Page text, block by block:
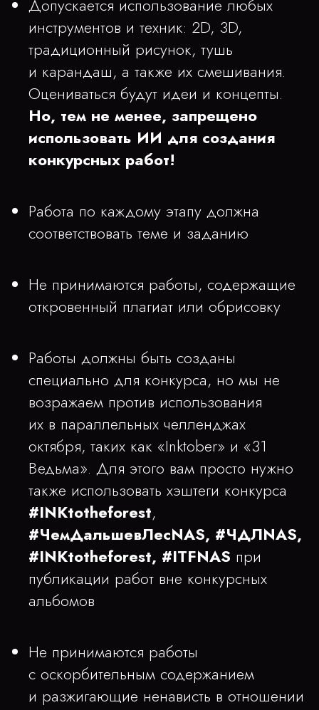
Допускается использование любых
инструментов и техник: 2D, 3D,
традиционный рисунок, тушь
и карандаш, а также их смешивания.
Оцениваться будут идеи и концепты.
Но, тем не менее, запрещено
использовать ИИ для создания
конкурсных работ!
Работа по каждому этапу должна
соответствовать теме и заданию
Не принимаются работы, содержащие
откровенный плагиат или обрисовку
Работы должны быть созданы
специально для конкурса, но мы не
возражаем против использования
их в параллельных челленджах
октября, таких как «Inktober» и «31
Ведьма». Для этого вам просто нужно
также использовать хэштеги конкурса
#INKtotheforest,
#ЧемДальшевЛесNAS, #ЧДЛNAS,
#INKtotheforest, #ITFNAS при
публикации работ вне конкурсных
альбомов
Не принимаются работы
с оскорбительным содержанием
и разжигающие ненависть в отношении